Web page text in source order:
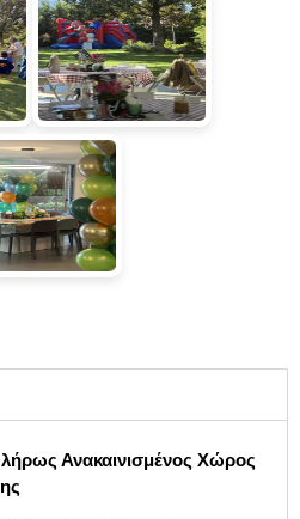
Ανακαινισμένος Χώρος